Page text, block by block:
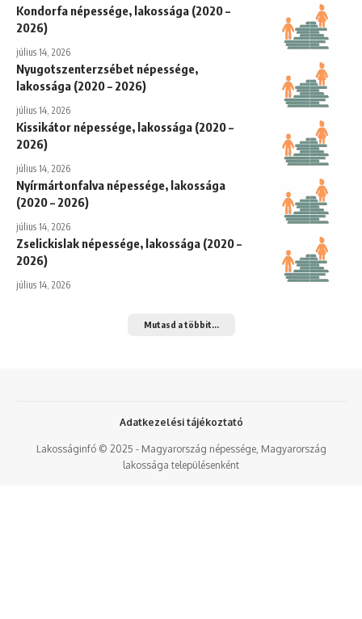
Kondorfa népessége, lakossága (2020 –
2026)
július 14, 2026
Nyugotszenterzsébet népessége,
lakossága (2020 – 2026)
július 14, 2026
Kissikátor népessége, lakossága (2020 –
2026)
július 14, 2026
Nyírmártonfalva népessége, lakossága
(2020 – 2026)
július 14, 2026
Zselickislak népessége, lakossága (2020 –
2026)
július 14, 2026
Mutasd a többit...
Lakosságinfó © 2025 - Magyarország népessége, Magyarország
lakossága településenként
Adatkezelési tájékoztató